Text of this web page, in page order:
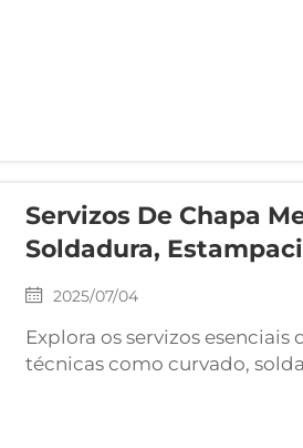
Servizos De Chapa
Soldadura,
2025/07/04
Explora os servizos
técnicas como curvado,